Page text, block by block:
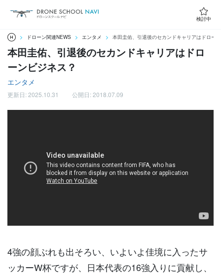
検討中
ドローン関連NEWS エンタメ 本田圭佑、引退後のセカンドキャリアはドロー
本田圭佑、引退後のセカンドキャリアはドロ
ーンビジネス？
エンタメ
更新日: 2025.10.31 公開日: 2018.07.09
4強の顔ぶれも出そろい、いよいよ佳境に入ったサ
ッカーW杯ですが、日本代表の16強入りに貢献し、